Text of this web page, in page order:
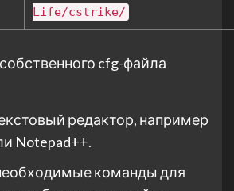
Life/cstrike/
cfg-файла
редактор, например
Notepad++.
команды для